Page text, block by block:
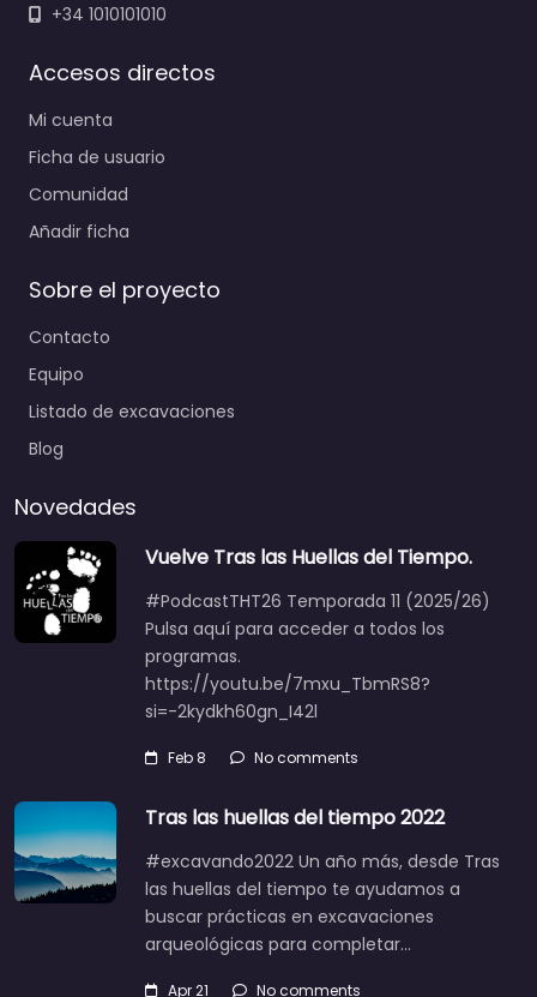
+34 1010101010
Accesos directos
Mi cuenta
Ficha de usuario
Comunidad
Añadir ficha
Sobre el proyecto
Contacto
Equipo
Listado de excavaciones
Blog
Novedades
Vuelve Tras las Huellas del Tiempo.
#PodcastTHT26 Temporada 11 (2025/26)
Pulsa aquí para acceder a todos los
programas.
https://youtu.be/7mxu_TbmRS8?
si=-2kydkh60gn_I42l
Feb 8 No comments
Tras las huellas del tiempo 2022
#excavando2022 Un año más, desde Tras
las huellas del tiempo te ayudamos a
buscar prácticas en excavaciones
arqueológicas para completar…
Apr 21 No comments